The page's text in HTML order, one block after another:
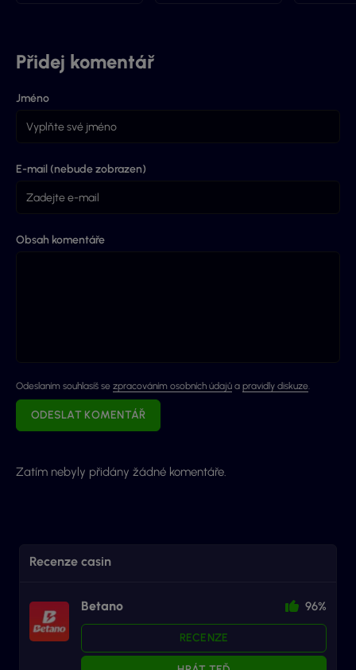
Přidej komentář
Jméno
E-mail (nebude zobrazen)
Obsah komentáře
Odeslaním souhlasíš se zpracováním osobních údajů a pravidly diskuze.
ODESLAT KOMENTÁŘ
Zatím nebyly přidány žádné komentáře.
Recenze casin
Betano 96%
RECENZE